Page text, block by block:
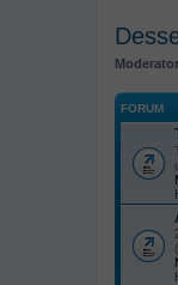
FORUM